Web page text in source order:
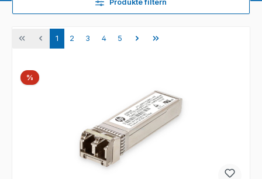
Produkte filtern
Seite
1 Seite
2 Seite
3 Seite
4 Seite
5
%Rabatt